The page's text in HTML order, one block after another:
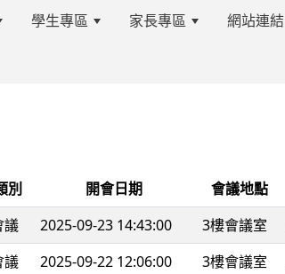
學生專區 家長專區 網站連結
別 開會日期 會議地點
議 2025-09-23 14:43:00 3樓會議室
議 2025-09-22 12:06:00 3樓會議室